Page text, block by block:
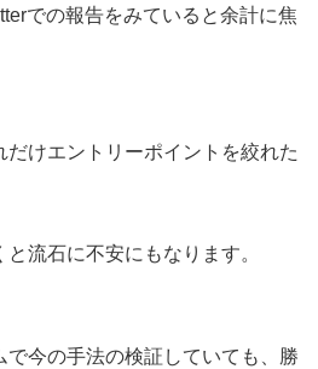
での報告をみていると余計に焦
けエントリーポイントを絞れた
流石に不安にもなります。
で今の手法の検証していても、勝